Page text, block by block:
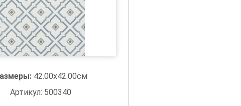
42.00x42.00см
Артикул: 500340